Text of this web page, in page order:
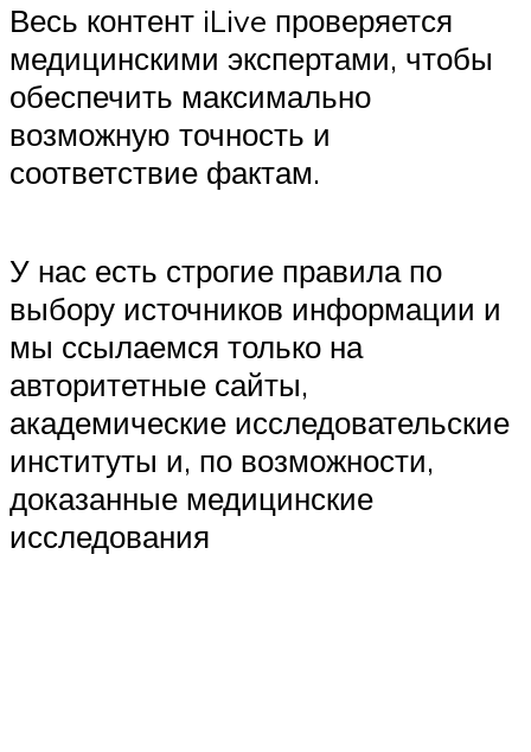
Весь контент iLive проверяется
медицинскими экспертами, чтобы
обеспечить максимально
возможную точность и
соответствие фактам.
У нас есть строгие правила по
выбору источников информации и
мы ссылаемся только на
авторитетные сайты,
академические исследовательские
институты и, по возможности,
доказанные медицинские
исследования